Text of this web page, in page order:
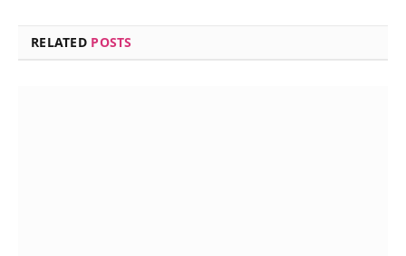
RELATED POSTS